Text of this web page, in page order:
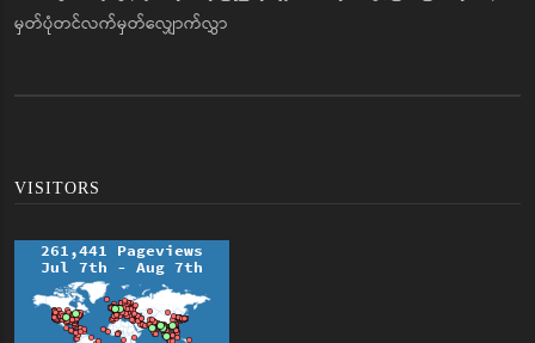
မှတ်ပုံတင်လက်မှတ်လျှောက်လွှာ
VISITORS